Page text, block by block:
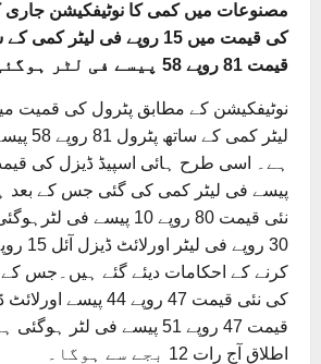
مصنوعات میں کمی کا نوٹیفکیشن جاری
کی قیمت میں 15 روپے فی لیٹر
قیمت 81 روپے 58 پیسے فی لٹر ہوگئی ہے۔
نوٹیفکیشن کے مطابق پٹرول کی قمیت
لیٹر کمی
پیسے فی لیٹر کمی کی گئی جس کے بعد
نئی قیمت 80 روپے 10 پیسے
30 روپے
کرنے کے احکامات دیئے گئے ہیں۔جس کے
کی نئی قیمت 47 روپے 44
قیمت 47 روپے 51 پیسے فی لٹر
اطلاق آج رات 12 بجے سے ہوگا۔